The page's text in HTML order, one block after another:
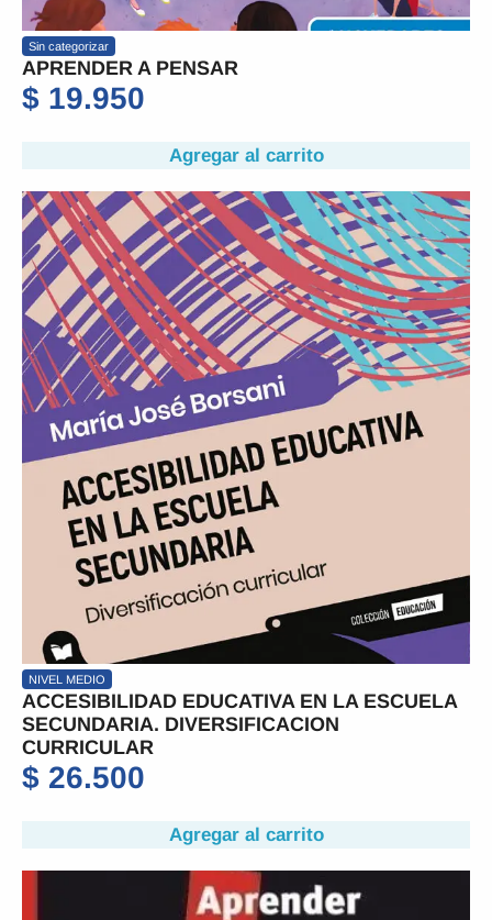
Sin categorizar
APRENDER A PENSAR
$ 19.950
Agregar al carrito
NIVEL MEDIO
ACCESIBILIDAD EDUCATIVA EN LA ESCUELA
SECUNDARIA. DIVERSIFICACION
CURRICULAR
$ 26.500
Agregar al carrito